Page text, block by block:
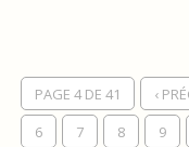
PAGE 4 DE 41 ‹
6
7 8 9